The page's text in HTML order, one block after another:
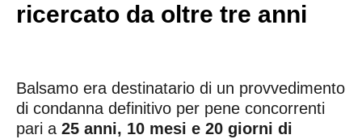
ricercato da oltre tre anni
Balsamo era destinatario di un provvedimento
di condanna definitivo per pene concorrenti
pari a 25 anni, 10 mesi e 20 giorni di